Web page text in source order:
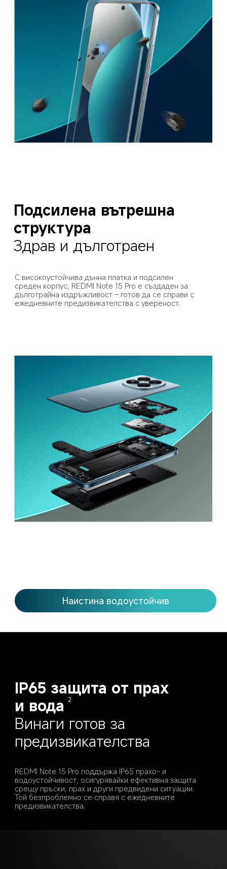
Подсилена вътрешна
структура
Здрав и дълготраен
С високоустойчива дънна платка и подсилен
среден корпус, REDMI Note 15 Pro е създаден за
дълготрайна издръжливост – готов да се справи с
ежедневните предизвикателства с увереност.
Наистина водоустойчив
IP65 защита от прах
и вода
2
Винаги готов за
предизвикателства
REDMI Note 15 Pro поддържа IP65 прахо- и
водоустойчивост, осигурявайки ефективна защита
срещу пръски, прах и други предвидени ситуации.
Той безпроблемно се справя с ежедневните
предизвикателства.